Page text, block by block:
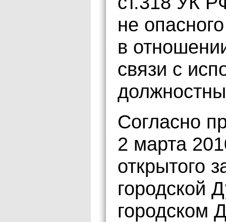
не
в
связи с
Согласно
2 марта
открытого
городской
городском